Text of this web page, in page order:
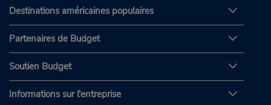
Destinations américaines populaires
Partenaires de Budget
Soutien Budget
Informations sur l'entreprise